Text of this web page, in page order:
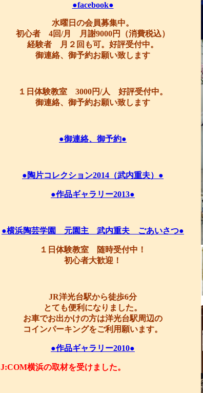
●facebook●
水曜日の会員募集中。
初心者 4回/月 月謝9000円（消費税込）
経験者 月２回も可。好評受付中。
御連絡、御予約お願い致します
１日体験教室 3000円/人 好評受付中。
御連絡、御予約お願い致します
●御連絡、御予約●
●陶片コレクション2014（武内重夫）●
●作品ギャラリー2013●
●横浜陶芸学園 元園主 武内重夫 ごあいさつ●
１日体験教室 随時受付中！
初心者大歓迎！
JR洋光台駅から徒歩6分
とても便利になりました。
お車でお出かけの方は洋光台駅周辺の
コインパーキングをご利用願います。
●作品ギャラリー2010●
J:COM横浜の取材を受けました。